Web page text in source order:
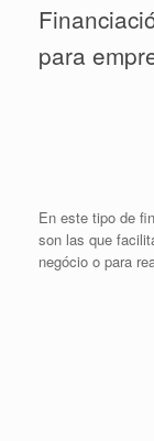
para
En este tipo de
son las que
negócio o para